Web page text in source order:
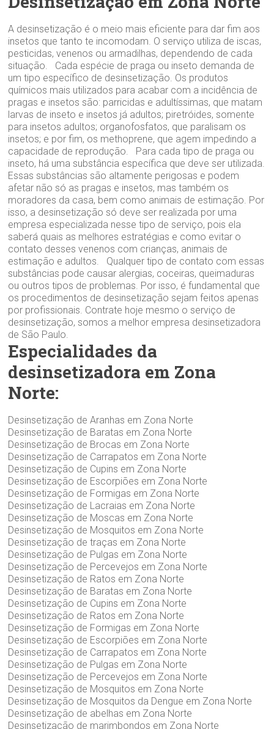
A desinsetização é o meio mais eficiente para dar fim aos
insetos que tanto te incomodam. O serviço utiliza de iscas,
pesticidas, venenos ou armadilhas, dependendo de cada
situação. Cada espécie de praga ou inseto demanda de
um tipo específico de desinsetização. Os produtos
químicos mais utilizados para acabar com a incidência de
pragas e insetos são: parricidas e adultíssimas, que matam
larvas de inseto e insetos já adultos; piretróides, somente
para insetos adultos; organofosfatos, que paralisam os
insetos; e por fim, os methoprene, que agem impedindo a
capacidade de reprodução. Para cada tipo de praga ou
inseto, há uma substância específica que deve ser utilizada.
Essas substâncias são altamente perigosas e podem
afetar não só as pragas e insetos, mas também os
moradores da casa, bem como animais de estimação. Por
isso, a desinsetização só deve ser realizada por uma
empresa especializada nesse tipo de serviço, pois ela
saberá quais as melhores estratégias e como evitar o
contato desses venenos com crianças, animais de
estimação e adultos. Qualquer tipo de contato com essas
substâncias pode causar alergias, coceiras, queimaduras
ou outros tipos de problemas. Por isso, é fundamental que
os procedimentos de desinsetização sejam feitos apenas
por profissionais. Contrate hoje mesmo o serviço de
desinsetização, somos a melhor empresa desinsetizadora
de São Paulo.
Especialidades da
desinsetizadora em Zona
Norte:
Desinsetização de Aranhas em Zona Norte
Desinsetização de Baratas em Zona Norte
Desinsetização de Brocas em Zona Norte
Desinsetização de Carrapatos em Zona Norte
Desinsetização de Cupins em Zona Norte
Desinsetização de Escorpiões em Zona Norte
Desinsetização de Formigas em Zona Norte
Desinsetização de Lacraias em Zona Norte
Desinsetização de Moscas em Zona Norte
Desinsetização de Mosquitos em Zona Norte
Desinsetização de traças em Zona Norte
Desinsetização de Pulgas em Zona Norte
Desinsetização de Percevejos em Zona Norte
Desinsetização de Ratos em Zona Norte
Desinsetização de Baratas em Zona Norte
Desinsetização de Cupins em Zona Norte
Desinsetização de Ratos em Zona Norte
Desinsetização de Formigas em Zona Norte
Desinsetização de Escorpiões em Zona Norte
Desinsetização de Carrapatos em Zona Norte
Desinsetização de Pulgas em Zona Norte
Desinsetização de Percevejos em Zona Norte
Desinsetização de Mosquitos em Zona Norte
Desinsetização de Mosquitos da Dengue em Zona Norte
Desinsetização de abelhas em Zona Norte
Desinsetização de marimbondos em Zona Norte